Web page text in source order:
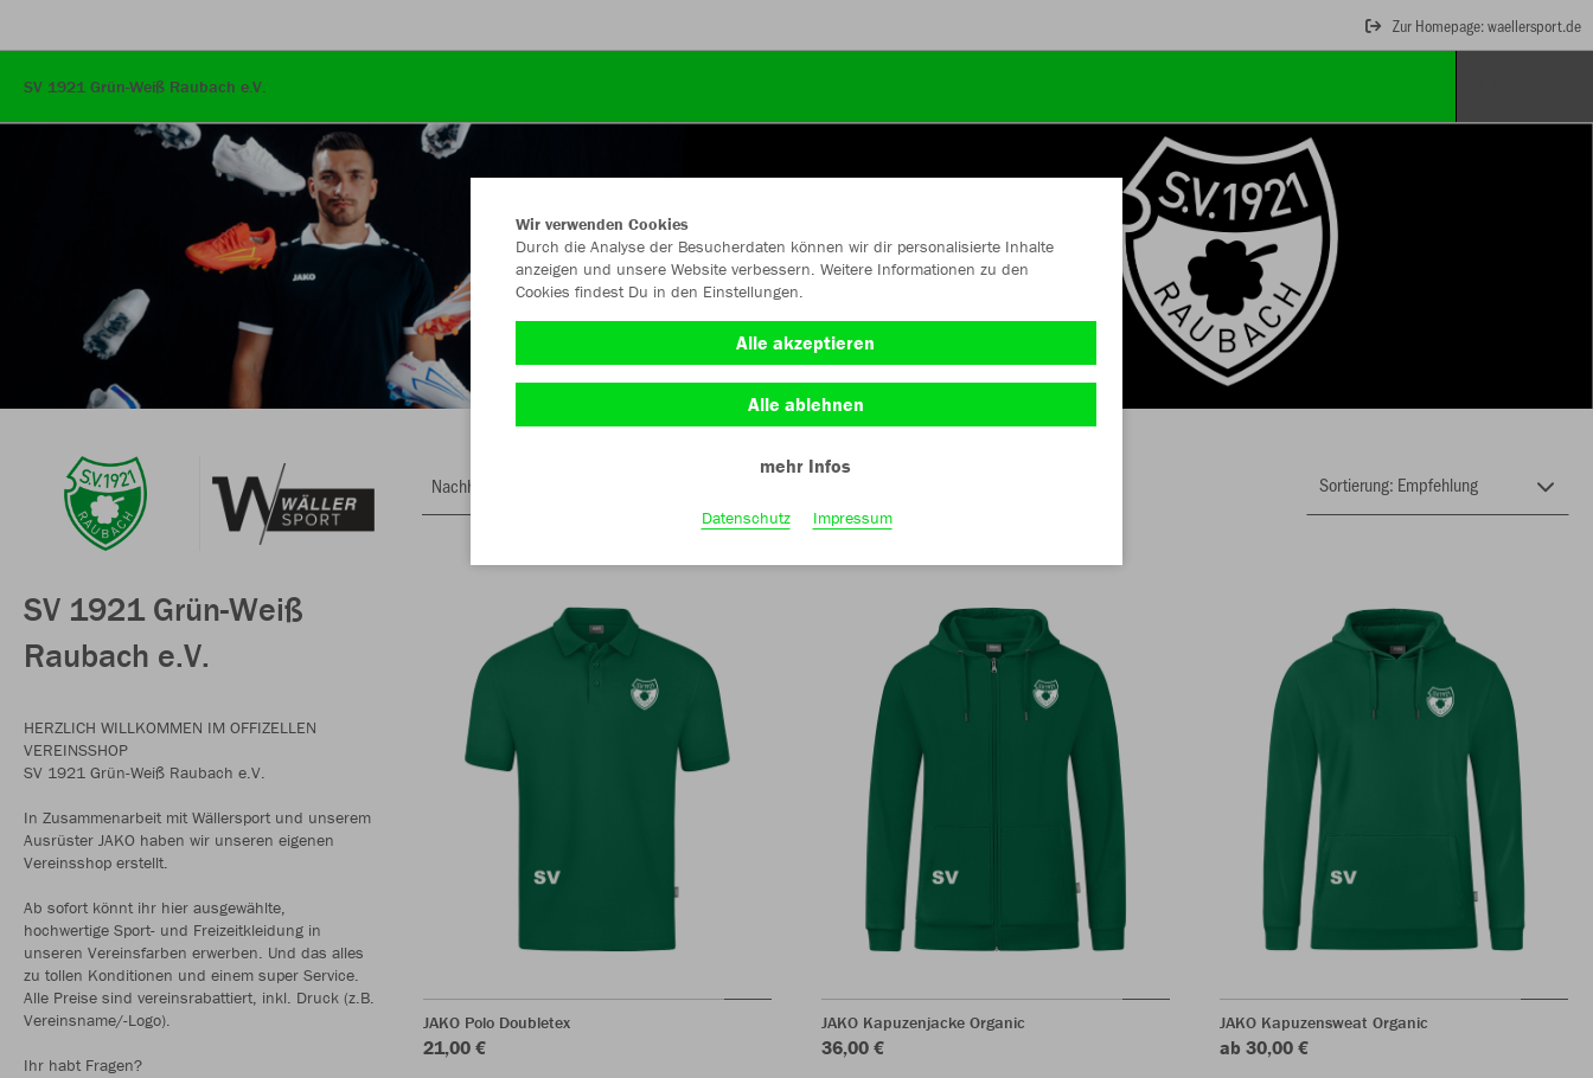
Zur Homepage: waellersport.de
SV 1921 Grün-Weiß Raubach e.V.
SV 1921 Grün-Weiß
Raubach e.V.
HERZLICH WILLKOMMEN IM OFFIZELLEN
VEREINSSHOP
SV 1921 Grün-Weiß Raubach e.V.
In Zusammenarbeit mit Wällersport und unserem
Ausrüster JAKO haben wir unseren eigenen
Vereinsshop erstellt.
Ab sofort könnt ihr hier ausgewählte,
hochwertige Sport- und Freizeitkleidung in
unseren Vereinsfarben erwerben. Und das alles
zu tollen Konditionen und einem super Service.
Alle Preise sind vereinsrabattiert, inkl. Druck (z.B.
Vereinsname/-Logo).
Ihr habt Fragen?
Nachhaltig
JAKO Polo Doubletex
21,00 €
JAKO Kapuzenjacke Organic
36,00 €
JAKO Kapuzensweat Organic
ab 30,00 €
Wir verwenden Cookies
Durch die Analyse der Besucherdaten können wir dir personalisierte Inhalte
anzeigen und unsere Website verbessern. Weitere Informationen zu den
Cookies findest Du in den Einstellungen.
Alle akzeptieren
Alle ablehnen
mehr Infos
Datenschutz Impressum